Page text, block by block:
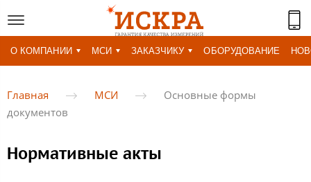
О КОМПАНИИ МСИ ЗАКАЗЧИКУ ОБОРУДОВАНИЕ
Главная МСИ
Основные формы
документов
Нормативные акты